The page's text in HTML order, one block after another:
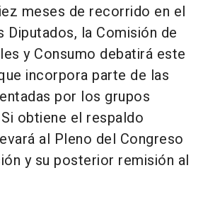
meses de recorrido en el
Diputados, la Comisión de
y Consumo debatirá este
incorpora parte de las
por los grupos
obtiene el respaldo
al Pleno del Congreso
y su posterior remisión al